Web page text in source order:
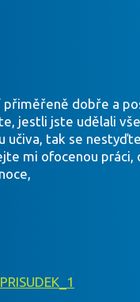
přiměřeně dobře a
jestli jste udělali
učiva, tak se
mi ofocenou práci,